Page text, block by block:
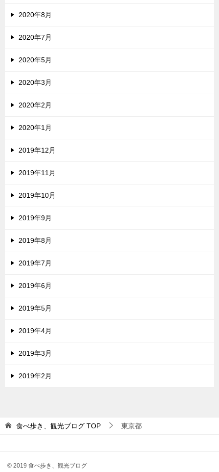
2020年8月
2020年7月
2020年5月
2020年3月
2020年2月
2020年1月
2019年12月
2019年11月
2019年10月
2019年9月
2019年8月
2019年7月
2019年6月
2019年5月
2019年4月
2019年3月
2019年2月
食べ歩き、観光ブログ TOP 東京都
© 2019 食べ歩き、観光ブログ